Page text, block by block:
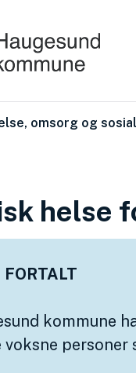
omsorg og
helse
FORTALT
kommune
voksne personer